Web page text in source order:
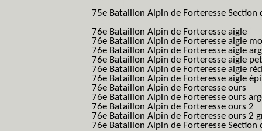
75e Bataillon Alpin de Forteresse
76e Bataillon Alpin de Forteresse aigle
76e Bataillon Alpin de Forteresse aigle
76e Bataillon Alpin de Forteresse aigle
76e Bataillon Alpin de Forteresse aigle
76e Bataillon Alpin de Forteresse aigle
76e Bataillon Alpin de Forteresse aigle
76e Bataillon Alpin de Forteresse ours
76e Bataillon Alpin de Forteresse ours
76e Bataillon Alpin de Forteresse ours 2
76e Bataillon Alpin de Forteresse ours 2
76e Bataillon Alpin de Forteresse